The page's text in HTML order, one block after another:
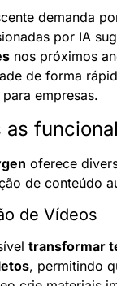
demanda
por IA
nos próximos
de forma
empresas.
as
oferece
de conteúdo
de Vídeos
transformar
, permitindo